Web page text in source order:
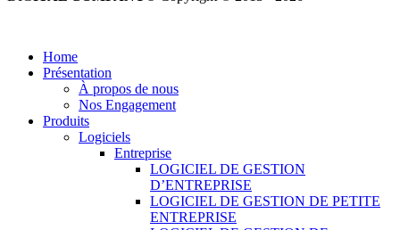
Home
Présentation
À propos de nous
Nos Engagement
Produits
Logiciels
Entreprise
LOGICIEL DE GESTION
D’ENTREPRISE
LOGICIEL DE GESTION DE PETITE
ENTREPRISE